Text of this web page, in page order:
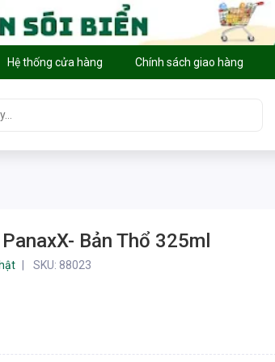
Hệ thống cửa hàng Chính sách giao hàng
Bản Thổ 325ml
SKU: 88023